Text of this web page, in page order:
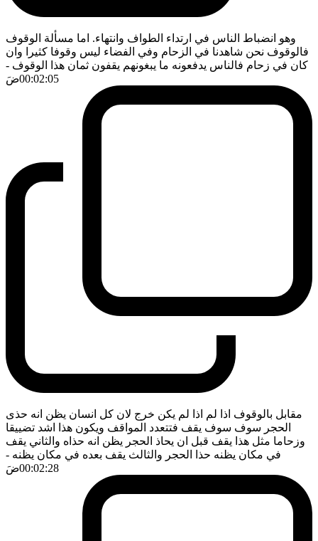
وهو انضباط الناس في ارتداء الطواف وانتهاء. اما مسألة الوقوف
فالوقوف نحن شاهدنا في الزحام وفي الفضاء ليس وقوفا كثيرا وان
كان في زحام فالناس يدفعونه ما يبغونهم يقفون ثمان هذا الوقوف -
00:02:05ضَ
مقابل بالوقوف اذا لم اذا لم يكن خرج لان كل انسان يظن انه حذى
الحجر سوف سوف يقف فتتعدد المواقف ويكون هذا اشد تضييقا
وزحاما مثل هذا يقف قبل ان يحاذ الحجر يظن انه حذاه والثاني يقف
في مكان يظنه حذا الحجر والثالث يقف بعده في مكان يظنه -
00:02:28ضَ